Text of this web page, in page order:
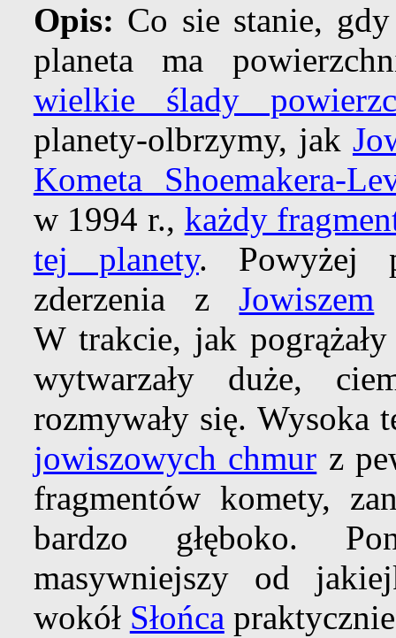
Opis: Co sie stanie,
planeta ma
wielkie ślady
planety-olbrzymy, jak
Kometa Shoemakera-
w 1994 r., każdy
tej planety. Powyżej
zderzenia zJowiszem
W trakcie, jak
wytwarzały duże,
rozmywały się. Wysoka
jowiszowych chmur z
fragmentów komety,
bardzo głęboko.
masywniejszy od
wokół Słońca